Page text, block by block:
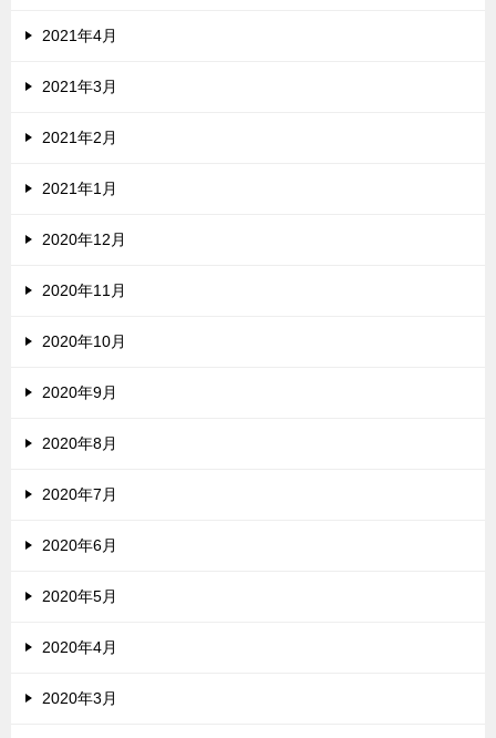
2021年4月
2021年3月
2021年2月
2021年1月
2020年12月
2020年11月
2020年10月
2020年9月
2020年8月
2020年7月
2020年6月
2020年5月
2020年4月
2020年3月